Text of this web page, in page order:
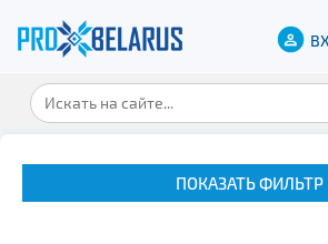
ПОКАЗАТЬ ФИЛЬТР